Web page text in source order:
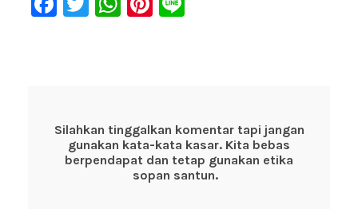
o
o
p
p
Silahkan tinggalkan komentar tapi jangan
gunakan kata-kata kasar. Kita bebas
berpendapat dan tetap gunakan etika
sopan santun.